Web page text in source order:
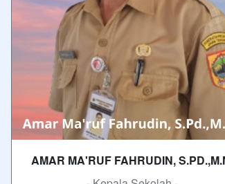
AMAR MA'RUF FAHRUDIN,